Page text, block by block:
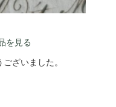
を見る
ざいました。